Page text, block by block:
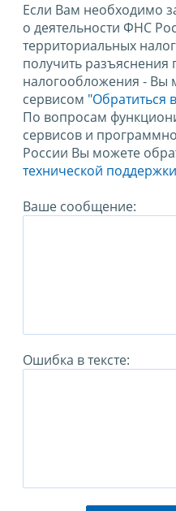
Если Вам необходимо
о деятельности ФНС
территориальных
получить разъяснения
налогообложения - Вы
сервисом "Обратиться
По вопросам
сервисов и
России Вы можете
технической
Ваше сообщение:
Ошибка в тексте: